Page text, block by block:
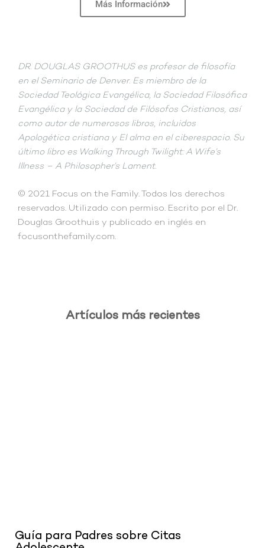
Más Información
DR. DOUGLAS GROOTHUS es profesor de filosofía
en el Seminario de Denver. Es miembro de la
Sociedad Teológica Evangélica, la Sociedad Filosófica
Evangélica y la Sociedad de Filósofos Cristianos, así
como autor de numerosos libros, incluidos
Apologética cristiana y El alma en el ciberespacio. Su
último libro es Walking Through Twilight: A Wife’s
Illness – A Philosopher’s Lament.
© 2021 Focus on the Family. Todos los derechos
reservados. Utilizado con permiso. Escrito por el Dr.
Douglas Groothuis y publicado en inglés en
focusonthefamily.com.
Artículos más recientes
Guía para Padres sobre Citas